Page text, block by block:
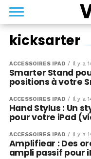
kicksarter
ACCESSOIRES IPAD Il y a
Smarter Stand
positions à votre
ACCESSOIRES IPAD Il y a
Hand Stylus : Un
pour votre iPad
ACCESSOIRES IPAD Il y a
Amplifiear : Des
ampli passif pour